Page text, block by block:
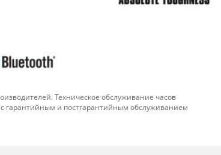
Техническое обслуживание часов
гарантийным и постгарантийным обслуживанием